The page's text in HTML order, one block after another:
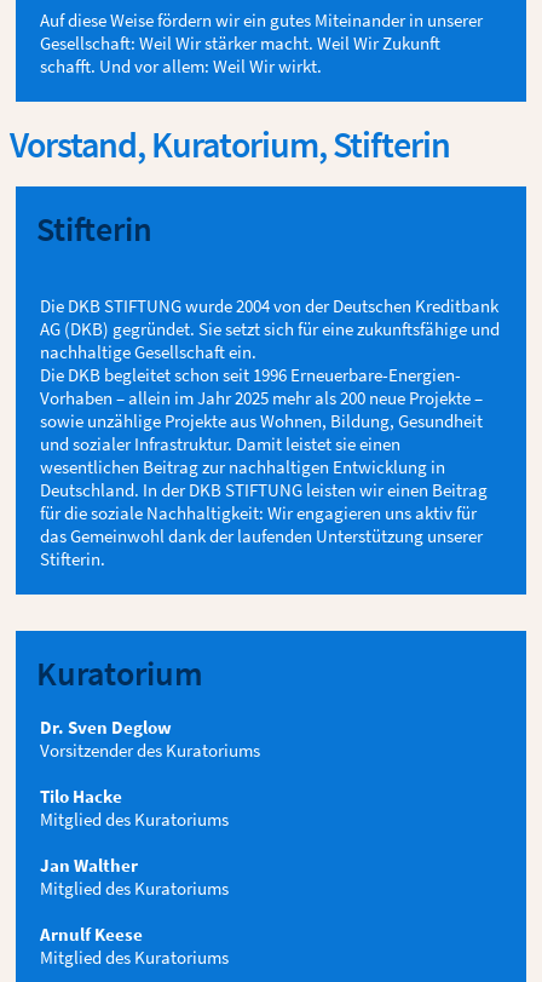
Auf diese Weise fördern wir ein gutes Miteinander in unserer
Gesellschaft: Weil Wir stärker macht. Weil Wir Zukunft
schafft. Und vor allem: Weil Wir wirkt.
Vorstand, Kuratorium, Stifterin
Stifterin
Die DKB STIFTUNG wurde 2004 von der Deutschen Kreditbank
AG (DKB) gegründet. Sie setzt sich für eine zukunftsfähige und
nachhaltige Gesellschaft ein.
Die DKB begleitet schon seit 1996 Erneuerbare-Energien-
Vorhaben – allein im Jahr 2025 mehr als 200 neue Projekte –
sowie unzählige Projekte aus Wohnen, Bildung, Gesundheit
und sozialer Infrastruktur. Damit leistet sie einen
wesentlichen Beitrag zur nachhaltigen Entwicklung in
Deutschland. In der DKB STIFTUNG leisten wir einen Beitrag
für die soziale Nachhaltigkeit: Wir engagieren uns aktiv für
das Gemeinwohl dank der laufenden Unterstützung unserer
Stifterin.
Kuratorium
Dr. Sven Deglow
Vorsitzender des Kuratoriums
Tilo Hacke
Mitglied des Kuratoriums
Jan Walther
Mitglied des Kuratoriums
Arnulf Keese
Mitglied des Kuratoriums